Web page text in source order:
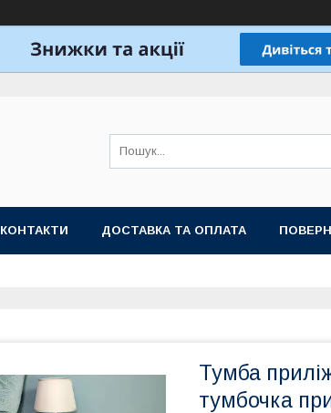
КОНТАКТИ ДОСТАВКА ТА ОПЛАТА
Тумба
тумбочка